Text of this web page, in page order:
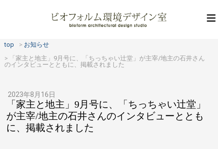
top
お知らせ
「家主と地主」9月号に、「ちっちゃい辻堂」が主宰/地主の石井さん
のインタビューとともに、掲載されました
2023年8月16日
「家主と地主」9月号に、「ちっちゃい辻堂」
が主宰/地主の石井さんのインタビューととも
に、掲載されました